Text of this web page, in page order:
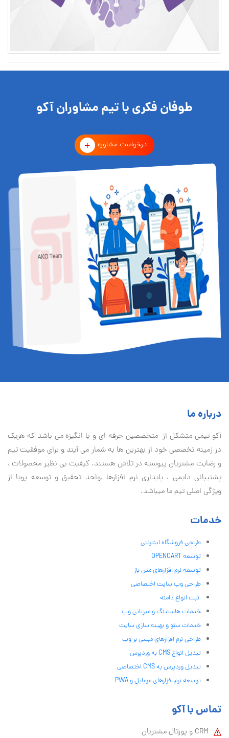
طوفان فکری با تیم مشاوران آکو
درخواست مشاوره
درباره ما
آكو تيمی متشکل از متخصصین حرفه ای و با انگیزه می باشد که هریک
در زمینه تخصصی خود از بهترین ها به شمار می آیند و برای موفقیت تيم
و رضایت مشتریان پیوسته در تلاش هستند. کیفیت بی نظير محصولات ،
پشتیبانی دايمی ، پایداری نرم افزارها ،واحد تحقیق و توسعه پویا از
ویژگی اصلی تیم ما میباشد.
خدمات
طراحی فروشگاه اینترنتی
توسعه OPENCART
توسعه نرم افزارهای متن باز
طراحی وب سایت اختصاصی
ثبت انواع دامنه
خدمات هاستینگ و میزبانی وب
خدمات سئو و بهینه سازی سایت
طراحی نرم افزارهای مبتنی بر وب
تبدیل انواع CMS به وردپرس
تبدیل وردپرس به CMS اختصاصی
توسعه نرم افزارهای موبایل و PWA
تماس با آکو
CRM و پورتال مشتریان